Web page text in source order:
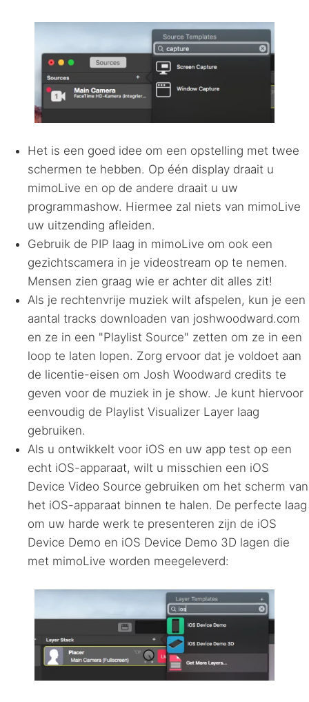
Het is een goed idee om een opstelling met twee
schermen te hebben. Op één display draait u
mimoLive en op de andere draait u uw
programmashow. Hiermee zal niets van mimoLive
uw uitzending afleiden.
Gebruik de PIP laag in mimoLive om ook een
gezichtscamera in je videostream op te nemen.
Mensen zien graag wie er achter dit alles zit!
Als je rechtenvrije muziek wilt afspelen, kun je een
aantal tracks downloaden van joshwoodward.com
en ze in een "Playlist Source" zetten om ze in een
loop te laten lopen. Zorg ervoor dat je voldoet aan
de licentie-eisen om Josh Woodward credits te
geven voor de muziek in je show. Je kunt hiervoor
eenvoudig de Playlist Visualizer Layer laag
gebruiken.
Als u ontwikkelt voor iOS en uw app test op een
echt iOS-apparaat, wilt u misschien een iOS
Device Video Source gebruiken om het scherm van
het iOS-apparaat binnen te halen. De perfecte laag
om uw harde werk te presenteren zijn de iOS
Device Demo en iOS Device Demo 3D lagen die
met mimoLive worden meegeleverd: